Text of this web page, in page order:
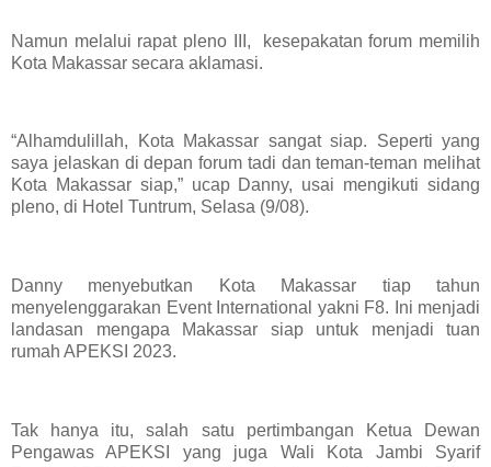
Namun melalui rapat pleno III, kesepakatan forum memilih
Kota Makassar secara aklamasi.
“Alhamdulillah, Kota Makassar sangat siap. Seperti yang
saya jelaskan di depan forum tadi dan teman-teman melihat
Kota Makassar siap,” ucap Danny, usai mengikuti sidang
pleno, di Hotel Tuntrum, Selasa (9/08).
Danny menyebutkan Kota Makassar tiap tahun
menyelenggarakan Event International yakni F8. Ini menjadi
landasan mengapa Makassar siap untuk menjadi tuan
rumah APEKSI 2023.
Tak hanya itu, salah satu pertimbangan Ketua Dewan
Pengawas APEKSI yang juga Wali Kota Jambi Syarif